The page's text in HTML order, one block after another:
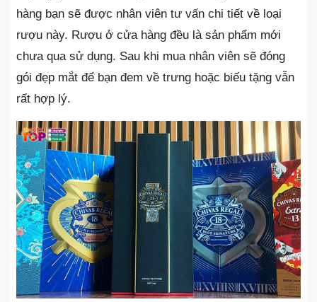
hàng bạn sẽ được nhân viên tư vấn chi tiết về loại
rượu này. Rượu ở cửa hàng đều là sản phẩm mới
chưa qua sử dụng. Sau khi mua nhân viên sẽ đóng
gói đẹp mắt để bạn đem về trưng hoặc biếu tặng vẫn
rất hợp lý.